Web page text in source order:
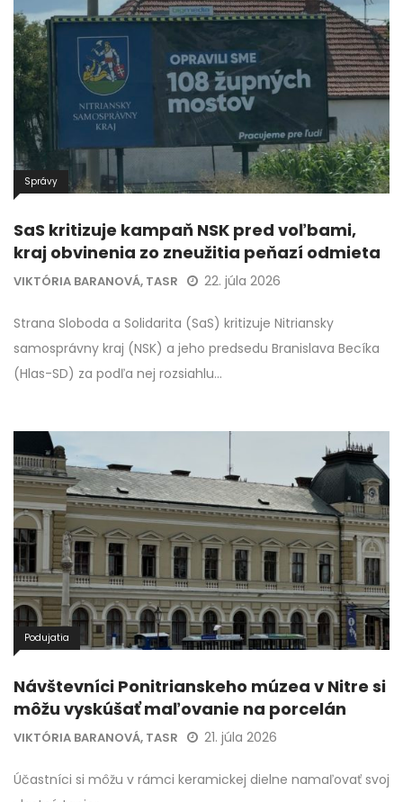
Správy
SaS kritizuje kampaň NSK pred voľbami,
kraj obvinenia zo zneužitia peňazí odmieta
VIKTÓRIA BARANOVÁ, TASR 22. júla 2026
Strana Sloboda a Solidarita (SaS) kritizuje Nitriansky
samosprávny kraj (NSK) a jeho predsedu Branislava Becíka
(Hlas-SD) za podľa nej rozsiahlu…
Podujatia
Návštevníci Ponitrianskeho múzea v Nitre si
môžu vyskúšať maľovanie na porcelán
VIKTÓRIA BARANOVÁ, TASR 21. júla 2026
Účastníci si môžu v rámci keramickej dielne namaľovať svoj